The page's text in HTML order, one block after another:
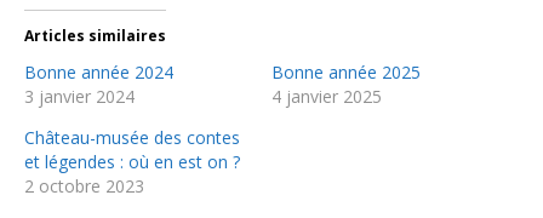
dans
une
nouvelle
dans
une
nouvelle
Articles similaires
Bonne année 2024
3 janvier 2024
Bonne année 2025
4 janvier 2025
Château-musée des contes
et légendes : où en est on ?
2 octobre 2023